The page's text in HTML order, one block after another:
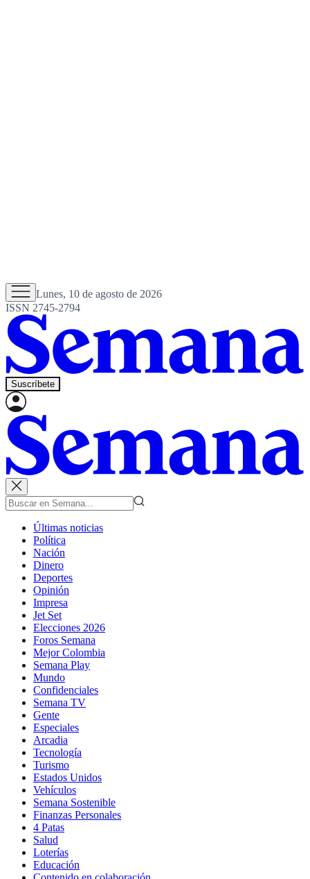
Lunes, 10 de agosto de 2026
ISSN 2745-2794
Suscríbete
Últimas noticias
Política
Nación
Dinero
Deportes
Opinión
Impresa
Jet Set
Elecciones 2026
Foros Semana
Mejor Colombia
Semana Play
Mundo
Confidenciales
Semana TV
Gente
Especiales
Arcadia
Tecnología
Turismo
Estados Unidos
Vehículos
Semana Sostenible
Finanzas Personales
4 Patas
Salud
Loterías
Educación